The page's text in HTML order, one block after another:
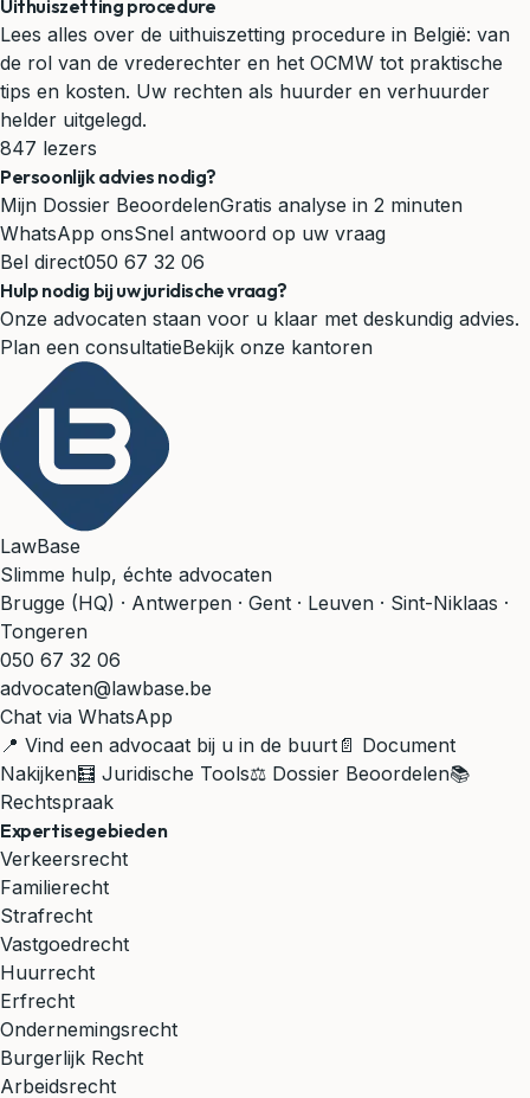
Uithuiszetting procedure
Lees alles over de uithuiszetting procedure in België: van
de rol van de vrederechter en het OCMW tot praktische
tips en kosten. Uw rechten als huurder en verhuurder
helder uitgelegd.
847 lezers
Persoonlijk advies nodig?
Mijn Dossier BeoordelenGratis analyse in 2 minuten
WhatsApp onsSnel antwoord op uw vraag
Bel direct050 67 32 06
Hulp nodig bij uw juridische vraag?
Onze advocaten staan voor u klaar met deskundig advies.
Plan een consultatieBekijk onze kantoren
LawBase
Slimme hulp, échte advocaten
Brugge (HQ) · Antwerpen · Gent · Leuven · Sint-Niklaas ·
Tongeren
050 67 32 06
advocaten@lawbase.be
Chat via WhatsApp
📍 Vind een advocaat bij u in de buurt 📄 Document
Nakijken🧮 Juridische Tools⚖️ Dossier Beoordelen📚
Rechtspraak
Expertisegebieden
Verkeersrecht
Familierecht
Strafrecht
Vastgoedrecht
Huurrecht
Erfrecht
Ondernemingsrecht
Burgerlijk Recht
Arbeidsrecht